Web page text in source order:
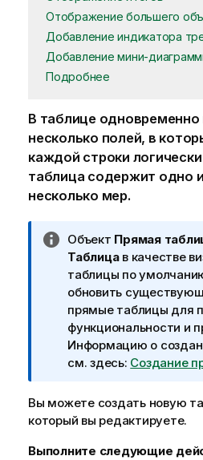
Отображение большего
Добавление индикатора
Добавление мини-
Подробнее
В таблице одновременно
несколько полей, в
каждой строки
таблица содержит одно
несколько мер.
П
р
и
м
е
ч
а
н
е
к
н
Объект Прямая
Таблицав качестве
таблицы по
обновить
прямые таблицы для
функциональности и
Информацию о
см. здесь: Создание
Вы можете создать новую
который вы редактируете.
Выполните следующие